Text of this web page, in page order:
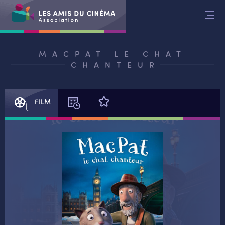
MACPAT LE CHAT
CHANTEUR
FILM SÉANCES